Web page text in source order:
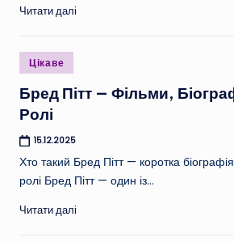
Читати далі
Опубліковано
у
Цікаве
Бред Пітт — Фільми,
Ролі
15.12.2025
Хто такий Бред Пітт — коротка
ролі Бред Пітт — один із…
Читати далі